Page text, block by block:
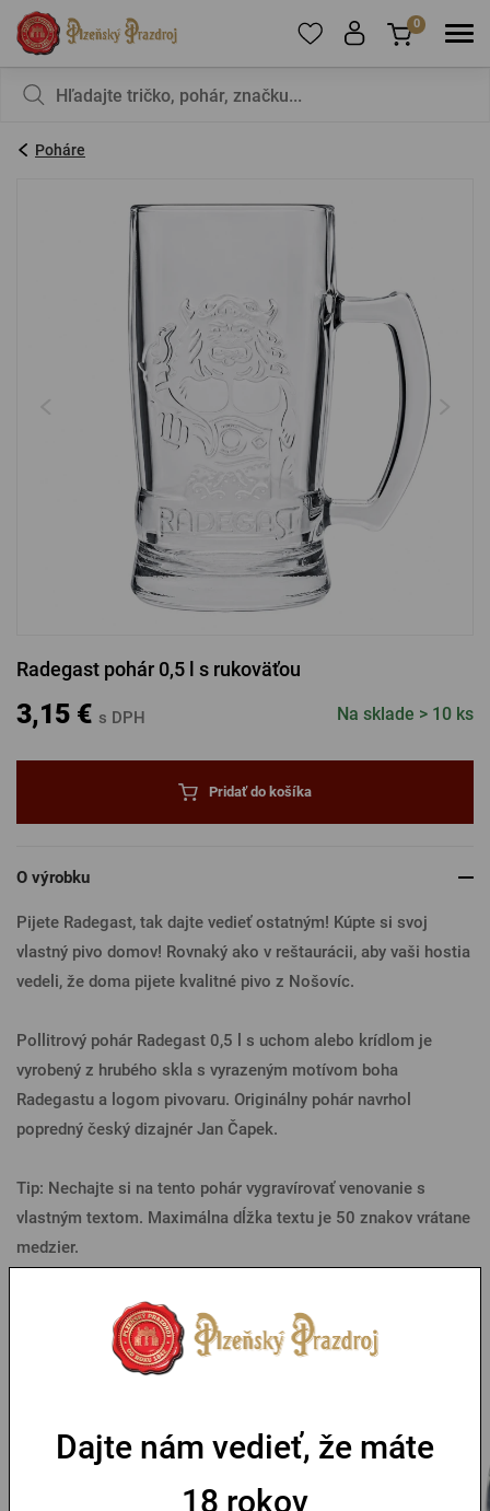
sa
PRIHLÁSIŤ SA
Zabudnuté heslo Nová registrácia
PRIHLÁSENIE CEZ FACEBOOK
PRIHLÁSENIE CEZ GOOGLE
PRIHLÁSENIE CEZ SEZNAM
0
Poháre
Radegast pohár 0,5 l s rukoväťou
3,15 € s DPH Na sklade > 10 ks
Pridať do košíka
O výrobku
Pijete Radegast, tak dajte vedieť ostatným! Kúpte si svoj
vlastný pivo domov! Rovnaký ako v reštaurácii, aby vaši hostia
vedeli, že doma pijete kvalitné pivo z Nošovíc.
Pollitrový pohár Radegast 0,5 l s uchom alebo krídlom je
vyrobený z hrubého skla s vyrazeným motívom boha
Radegastu a logom pivovaru. Originálny pohár navrhol
popredný český dizajnér Jan Čapek.
Tip: Nechajte si na tento pohár vygravírovať venovanie s
vlastným textom. Maximálna dĺžka textu je 50 znakov vrátane
medzier.
Dajte nám vedieť, že máte
18 rokov